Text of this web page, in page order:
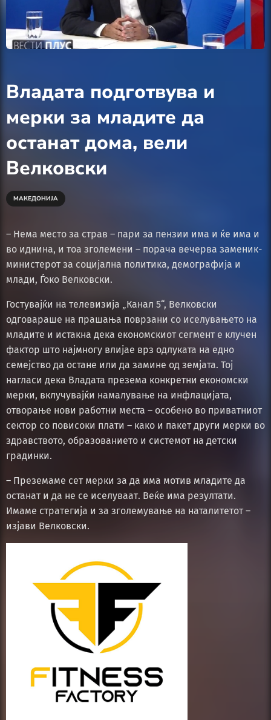
Владата подготвува и
мерки за младите да
останат дома, вели
Велковски
МАКЕДОНИЈА
– Нема место за страв – пари за пензии има и ќе има и
во иднина, и тоа зголемени – порача вечерва заменик-
министерот за социјална политика, демографија и
млади, Ѓоко Велковски.
Гостувајќи на телевизија „Канал 5“, Велковски
одговараше на прашања поврзани со иселувањето на
младите и истакна дека економскиот сегмент е клучен
фактор што најмногу влијае врз одлуката на едно
семејство да остане или да замине од земјата. Тој
нагласи дека Владата презема конкретни економски
мерки, вклучувајќи намалување на инфлацијата,
отворање нови работни места – особено во приватниот
сектор со повисоки плати – како и пакет други мерки во
здравството, образованието и системот на детски
градинки.
– Преземаме сет мерки за да има мотив младите да
останат и да не се иселуваат. Веќе има резултати.
Имаме стратегија и за зголемување на наталитетот –
изјави Велковски.